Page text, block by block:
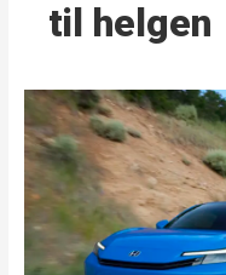
til helgen